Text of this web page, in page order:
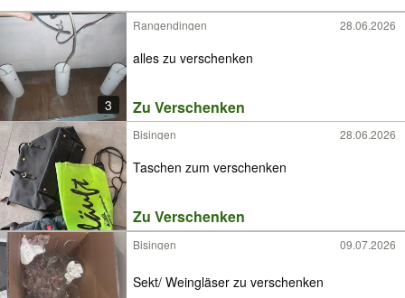
3
Rangendingen 28.06.2026
alles zu verschenken
Zu Verschenken
Bisingen 28.06.2026
Taschen zum verschenken
Zu Verschenken
Bisingen 09.07.2026
Sekt/ Weingläser zu verschenken